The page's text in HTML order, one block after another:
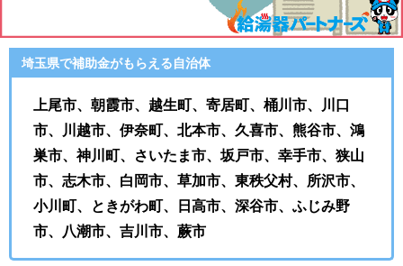
埼玉県で補助金がもらえる自治体
上尾市、朝霞市、越生町、寄居町、桶川市、川口
市、川越市、伊奈町、北本市、久喜市、熊谷市、鴻
巣市、神川町、さいたま市、坂戸市、幸手市、狭山
市、志木市、白岡市、草加市、東秩父村、所沢市、
小川町、ときがわ町、日高市、深谷市、ふじみ野
市、八潮市、吉川市、蕨市